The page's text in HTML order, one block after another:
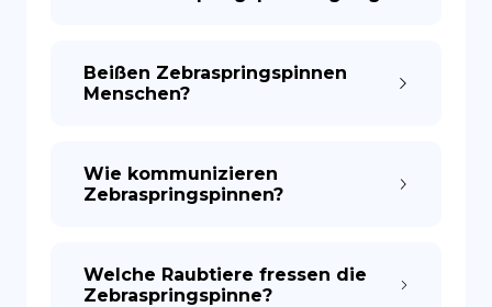
Beißen Zebraspringspinnen
Menschen?
Wie kommunizieren
Zebraspringspinnen?
Welche Raubtiere fressen die
Zebraspringspinne?